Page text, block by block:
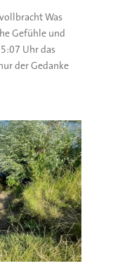
Was
Gefühle und
Uhr das
der Gedanke